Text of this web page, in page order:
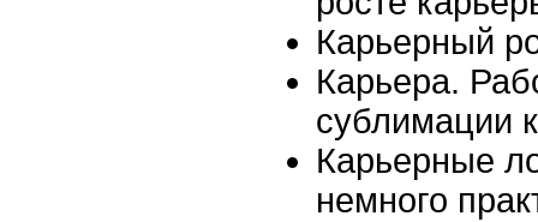
Карьерный
Карьера.
сублимации
Карьерные
немного